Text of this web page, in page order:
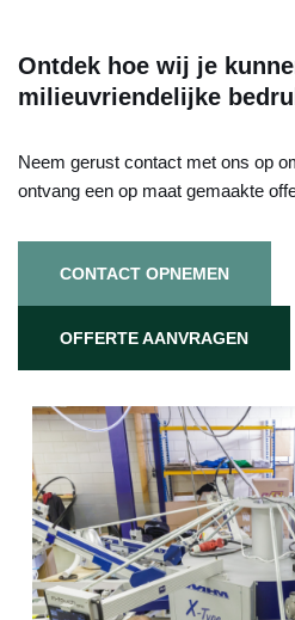
Ontdek hoe wij je
milieuvriendelijke
Neem gerust contact met ons op
ontvang een op maat gemaakte
CONTACT OPNEMEN
OFFERTE AANVRAGEN